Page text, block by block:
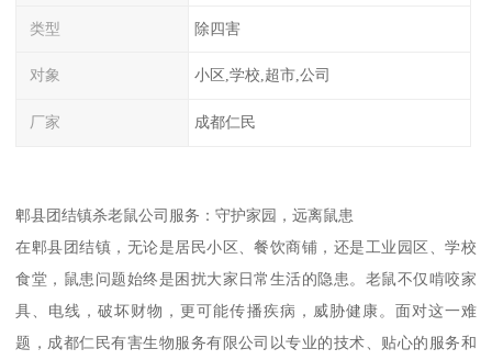
类型 除四害
对象 小区,学校,超市,公司
厂家 成都仁民
郫县团结镇杀老鼠公司服务：守护家园，远离鼠患
在郫县团结镇，无论是居民小区、餐饮商铺，还是工业园区、学校
食堂，鼠患问题始终是困扰大家日常生活的隐患。老鼠不仅啃咬家
具、电线，破坏财物，更可能传播疾病，威胁健康。面对这一难
题，成都仁民有害生物服务有限公司以专业的技术、贴心的服务和